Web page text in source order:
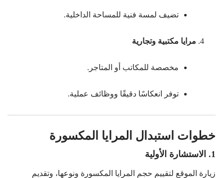
تضيف لمسة فنية للمساحة الداخلية.
مرايا مكتبية وتجارية
مخصصة للمكاتب أو المتاجر.
توفر انعكاسًا دقيقًا ووظائف عملية.
خطوات استبدال المرايا المكسورة
1. الاستشارة الأولية
زيارة الموقع لتقييم حجم المرايا المكسورة ونوعها، وتقديم